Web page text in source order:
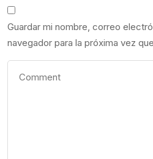
Guardar mi nombre, correo
navegador para la próxima vez